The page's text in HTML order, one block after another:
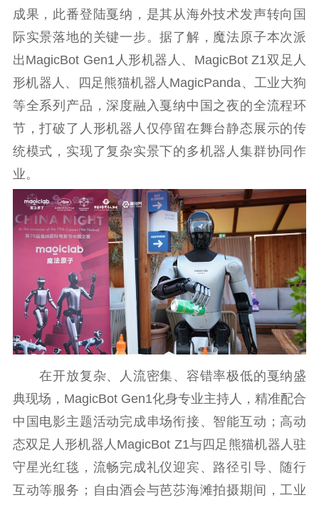
文化文艺
精品生产 文化惠民
文化传承
文化交流
体制改革
文化产业
紫金文化艺术节
品牌活动 紫艺舞台
精神文明
文明创建 文明实践
文明培育
社会宣传
思想政治教育 爱国主义教育
全民国防教育
红色资源保护利
用
新闻出版
精品出版 全民阅读
出版监管
扫黄打非
电影工作
电影创作 电影市场
机关党建
成果，此番登陆戛纳，是其从海外技术发声转向国
际实景落地的关键一步。据了解，魔法原子本次派
出MagicBot Gen1人形机器人、MagicBot Z1双足人
形机器人、四足熊猫机器人MagicPanda、工业大狗
等全系列产品，深度融入戛纳中国之夜的全流程环
节，打破了人形机器人仅停留在舞台静态展示的传
统模式，实现了复杂实景下的多机器人集群协同作
业。
在开放复杂、人流密集、容错率极低的戛纳盛
典现场，MagicBot Gen1化身专业主持人，精准配合
中国电影主题活动完成串场衔接、智能互动；高动
态双足人形机器人MagicBot Z1与四足熊猫机器人驻
守星光红毯，流畅完成礼仪迎宾、路径引导、随行
互动等服务；自由酒会与芭莎海滩拍摄期间，工业